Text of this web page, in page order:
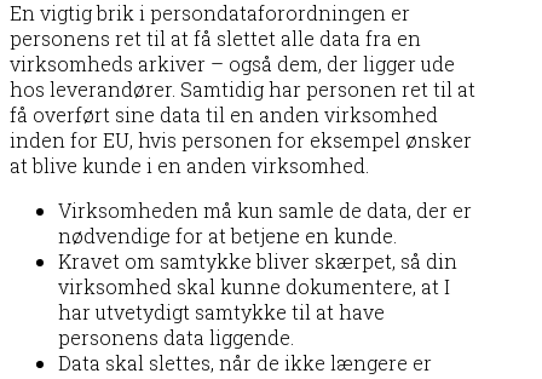
En vigtig brik i persondataforordningen er
personens ret til at få slettet alle data fra en
virksomheds arkiver – også dem, der ligger ude
hos leverandører. Samtidig har personen ret til at
få overført sine data til en anden virksomhed
inden for EU, hvis personen for eksempel ønsker
at blive kunde i en anden virksomhed.
Virksomheden må kun samle de data, der er
nødvendige for at betjene en kunde.
Kravet om samtykke bliver skærpet, så din
virksomhed skal kunne dokumentere, at I
har utvetydigt samtykke til at have
personens data liggende.
Data skal slettes, når de ikke længere er